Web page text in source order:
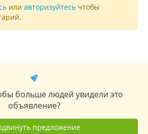
или авторизуйтесь чтобы
больше людей увидели это
объявление?
предложение